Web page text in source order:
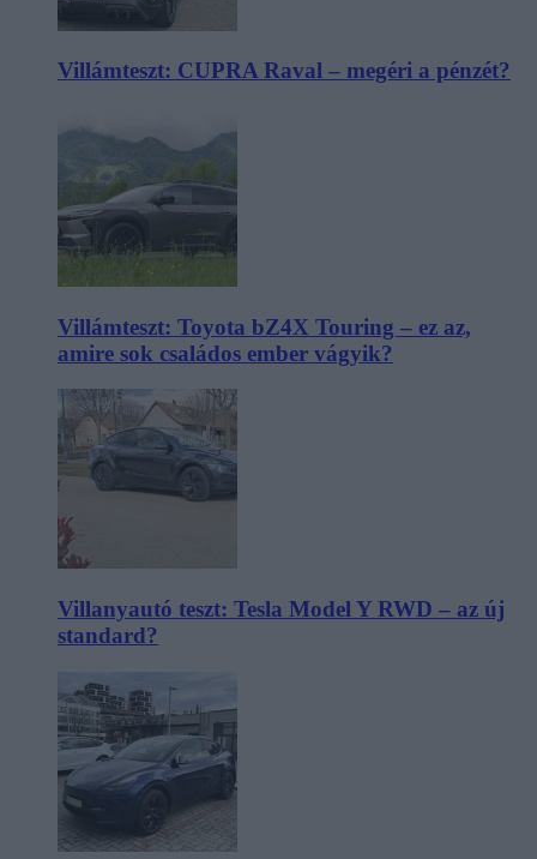
Villámteszt: CUPRA Raval – megéri a pénzét?
Villámteszt: Toyota bZ4X Touring – ez az,
amire sok családos ember vágyik?
Villanyautó teszt: Tesla Model Y RWD – az új
standard?